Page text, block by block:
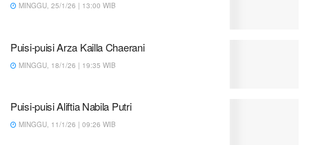
MINGGU, 25/1/26 | 13:00 WIB
Puisi-puisi Arza Kailla Chaerani
MINGGU, 18/1/26 | 19:35 WIB
Puisi-puisi Aliftia Nabila Putri
MINGGU, 11/1/26 | 09:26 WIB